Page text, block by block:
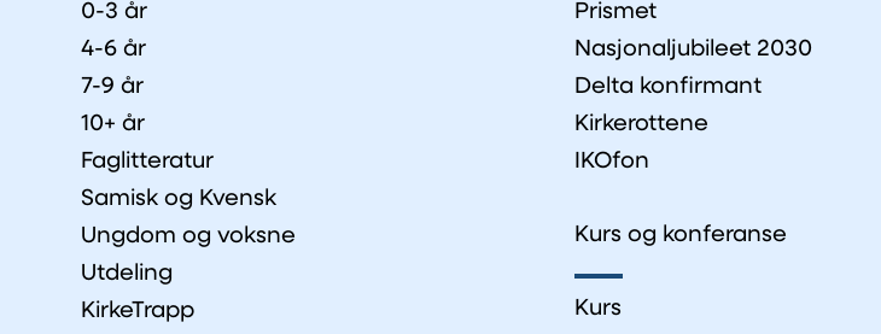
0-3 år
4-6 år
7-9 år
10+ år
Faglitteratur
Samisk og Kvensk
Ungdom og voksne
Utdeling
KirkeTrapp
Prismet
Nasjonaljubileet 2030
Delta konfirmant
Kirkerottene
IKOfon
Kurs og konferanse
Kurs